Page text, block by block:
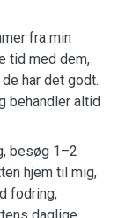
fra min
tid med dem,
har det godt.
behandler altid
besøg 1–2
hjem til mig,
fodring,